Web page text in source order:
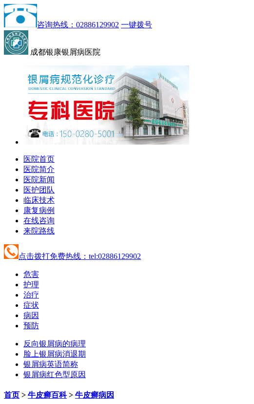
咨询热线：02886129902 一键拨号
成都银康银屑病医院
医院首页
医院简介
医院新闻
医护团队
临床技术
康复病例
在线咨询
来院路线
点击拨打免费热线：tel:02886129902
危害
护理
治疗
症状
病因
预防
反向银屑病的病理
脸上银屑病消退期
银屑病英语简称
银屑病红色型原因
首页 > 牛皮癣百科> 牛皮癣病因